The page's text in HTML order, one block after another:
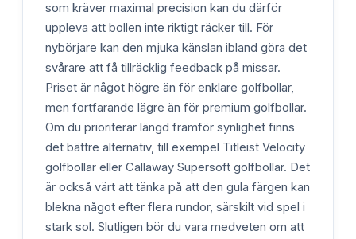
som kräver maximal precision kan du därför
uppleva att bollen inte riktigt räcker till. För
nybörjare kan den mjuka känslan ibland göra det
svårare att få tillräcklig feedback på missar.
Priset är något högre än för enklare golfbollar,
men fortfarande lägre än för premium golfbollar.
Om du prioriterar längd framför synlighet finns
det bättre alternativ, till exempel Titleist Velocity
golfbollar eller Callaway Supersoft golfbollar. Det
är också värt att tänka på att den gula färgen kan
blekna något efter flera rundor, särskilt vid spel i
stark sol. Slutligen bör du vara medveten om att